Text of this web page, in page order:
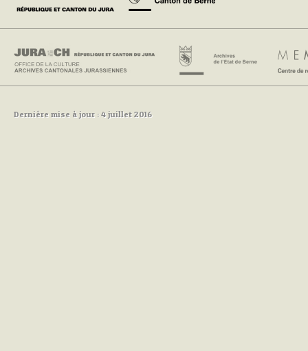
Dernière mise à jour : 4 juillet 2016